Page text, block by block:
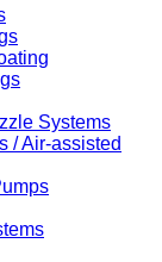
Systems
/ Air-assisted